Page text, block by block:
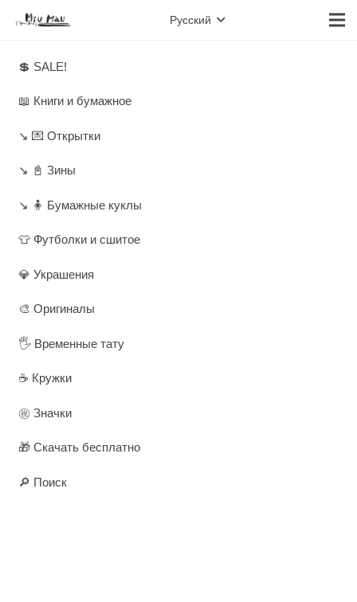
Русский
💲 SALE!
📖 Книги и бумажное
↘️ 💌 Открытки
↘️ 📓 Зины
↘️ 🧍 Бумажные куклы
👕 Футболки и сшитое
💎 Украшения
🎨 Оригиналы
🖐️ Временные тату
☕ Кружки
㊗️ Значки
🎁 Скачать бесплатно
🔎 Поиск